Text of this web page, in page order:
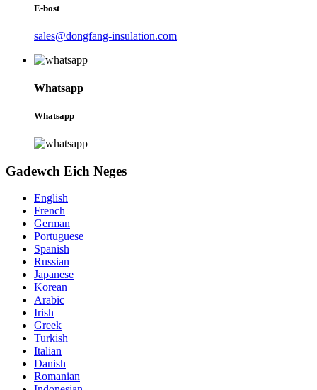
E-bost
sales@dongfang-insulation.com
Whatsapp
Whatsapp
Gadewch Eich Neges
English
French
German
Portuguese
Spanish
Russian
Japanese
Korean
Arabic
Irish
Greek
Turkish
Italian
Danish
Romanian